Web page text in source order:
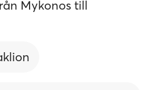
Mykonos till